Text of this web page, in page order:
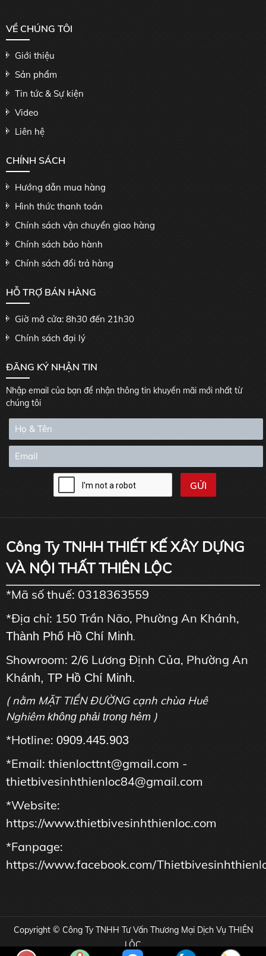
VỀ CHÚNG TÔI
Giới thiệu
Sản phẩm
Tin tức & Sự kiện
Video
Liên hệ
CHÍNH SÁCH
Hướng dẫn mua hàng
Hình thức thanh toán
Chính sách vận chuyển giao hàng
Chính sách bảo hành
Chính sách đổi trả hàng
HỖ TRỢ BÁN HÀNG
Giờ mở cửa: 8h30 đến 21h30
Chính sách đại lý
ĐĂNG KÝ NHẬN TIN
Nhập email của bạn để nhận thông tin khuyến mãi mới nhất từ
chúng tôi
Công Ty TNHH THIẾT KẾ XÂY DỰNG
VÀ NỘI THẤT THIÊN LỘC
*Mã số thuế: 0318363559
*Địa chỉ: 150 Trần Não, Phường An Khánh,
Thành Phố Hồ Chí Minh.
Showroom: 2/6 Lương Định Của, Phường An
Khánh, TP Hồ Chí Minh.
( nằm MẶT TIỀN ĐƯỜNG cạnh chùa Huê
Nghiêm không phải trong hẻm )
*Hotline: 0909.445.903
*Email: thienlocttnt@gmail.com -
thietbivesinhthienloc84@gmail.com
*Website:
https://www.thietbivesinhthienloc.com
*Fanpage:
https://www.facebook.com/
Copyright © Công Ty TNHH Tư Vấn Thương Mại Dịch Vụ THIÊN
LỘC